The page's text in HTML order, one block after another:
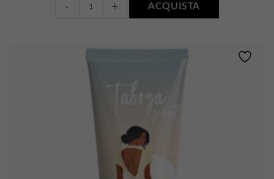
- + ACQUISTA